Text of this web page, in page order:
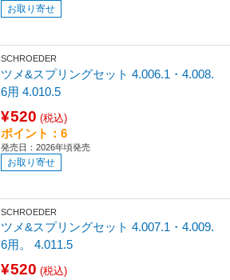
お取り寄せ
SCHROEDER
ツメ&スプリングセット 4.006.1・4.008.
6用 4.010.5
¥520 (税込)
ポイント：6
発売日：2026年頃発売
お取り寄せ
SCHROEDER
ツメ&スプリングセット 4.007.1・4.009.
6用。 4.011.5
¥520 (税込)